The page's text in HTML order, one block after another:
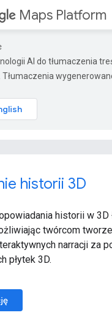
Maps Platform
AI do tłumaczenia
historii 3D
historii w 3D
twórcom
narracji za
płytek 3D.